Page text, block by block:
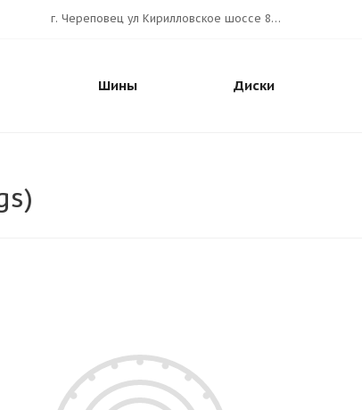
г. Череповец ул Кирилловское шоссе 80А АВТОШИНА.РУС
Шины Диски